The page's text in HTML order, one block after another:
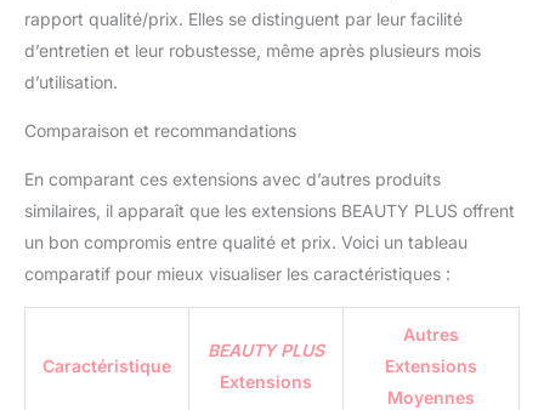
rapport qualité/prix. Elles se distinguent par leur facilité
d’entretien et leur robustesse, même après plusieurs mois
d’utilisation.
Comparaison et recommandations
En comparant ces extensions avec d’autres produits
similaires, il apparaît que les extensions BEAUTY PLUS offrent
un bon compromis entre qualité et prix. Voici un tableau
comparatif pour mieux visualiser les caractéristiques :
Caractéristique
BEAUTY PLUS
Extensions
Autres
Extensions
Moyennes